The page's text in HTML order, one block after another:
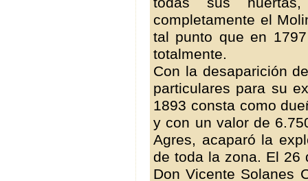
completamente el
tal punto que en
totalmente.
Con la desaparición
particulares para su
1893 consta como
y con un valor de
Agres, acaparó la
de toda la zona. El 26
Don Vicente Solanes